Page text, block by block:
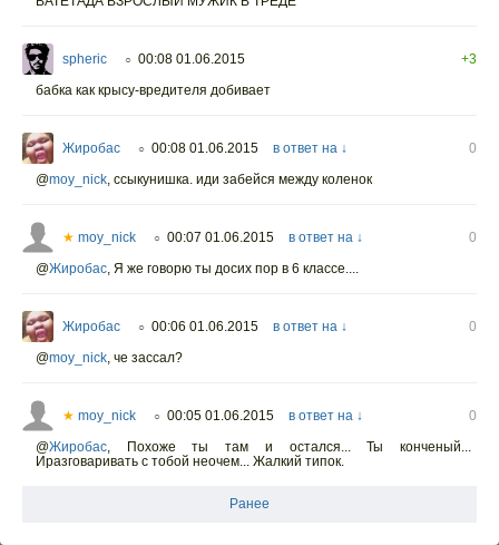
spheric ○ 00:08 01.06.2015
+3
бабка как крысу-вредителя добивает
Жиробас ○ 00:08 01.06.2015 в ответ на ↓
0
@moy_nick ссыкунишка. иди забейся между коленок
★ moy_nick ○ 00:07 01.06.2015 в ответ на ↓
0
@Жиробас Я же говорю ты досих пор в 6 классе....
Жиробас ○ 00:06 01.06.2015 в ответ на ↓
0
@moy_nick че зассал?
★ moy_nick ○ 00:05 01.06.2015 в ответ на ↓
0
@Жиробас
Похоже ты там и остался... Ты конченый...
Иразговаривать с тобой неочем... Жалкий типок.
Ранее